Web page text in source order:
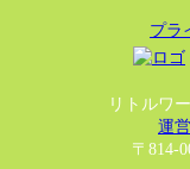
プラ
リトルワ
運
〒814-